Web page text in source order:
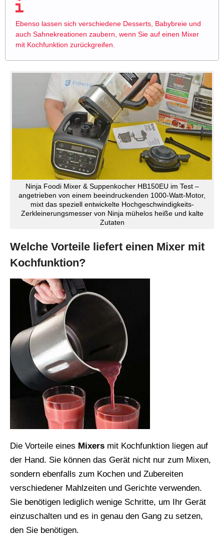
Ebenso lassen sich verschiedene Desserts, Babybreie und
auch Sahnekreationen zaubern, wenn Sie auf einen Mixer
mit Kochfunktion zurückgreifen.
Ninja Foodi Mixer & Suppenkocher HB150EU im Test –
angetrieben von einem beeindruckenden 1000-Watt-Motor,
mixt das speziell entwickelte Hochgeschwindigkeits-
Zerkleinerungsmesser von Ninja mühelos heiße und kalte
Zutaten
Welche Vorteile liefert einen Mixer mit
Kochfunktion?
Die Vorteile eines Mixers mit Kochfunktion liegen auf
der Hand. Sie können das Gerät nicht nur zum Mixen,
sondern ebenfalls zum Kochen und Zubereiten
verschiedener Mahlzeiten und Gerichte verwenden.
Sie benötigen lediglich wenige Schritte, um Ihr Gerät
einzuschalten und es in genau den Gang zu setzen,
den Sie benötigen.